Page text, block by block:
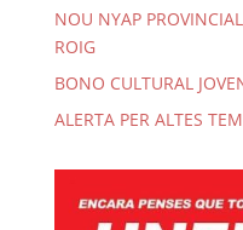
NOU NYAP
ROIG
BONO CULTURAL
ALERTA PER ALTES